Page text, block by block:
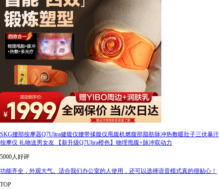
SKG腰部按摩器Q7Ultra健腹仪腰带揉腹仪甩腹机燃腹部脂肪脉冲热敷暖肚子三伏暴汗
按摩仪 礼物送男女友 【新升级Q7Ultra橙色】物理甩腹+脉冲双动力
5000人好评
功能齐全，外观大气。适合我们办公室的人使用，还可以选择语音模式真的很贴心！
TOP